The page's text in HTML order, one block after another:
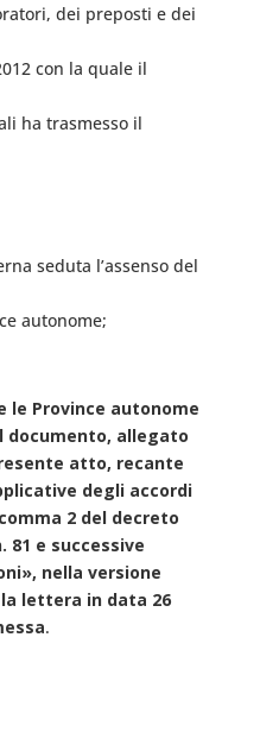
dei preposti e dei
con la quale il
ha trasmesso il
seduta l’assenso del
autonome;
le Province autonome
documento, allegato
atto, recante
degli accordi
2 del decreto
81 e successive
nella versione
lettera in data 26
.